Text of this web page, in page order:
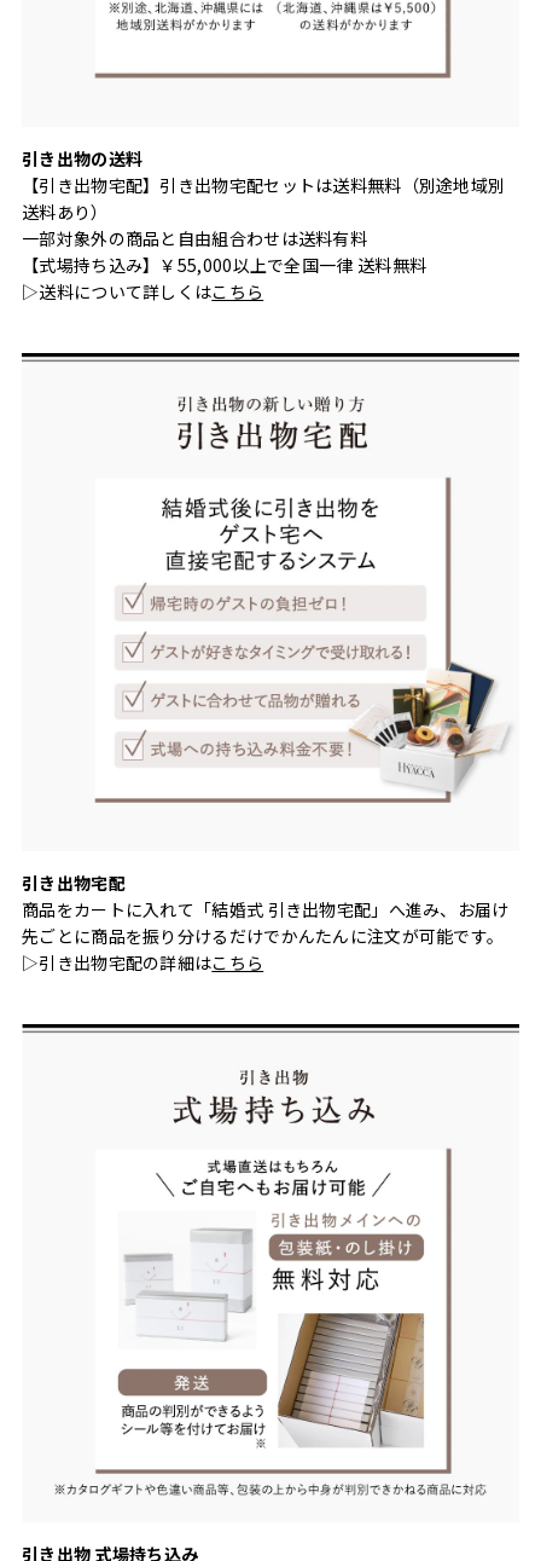
引き出物の送料
【引き出物宅配】引き出物宅配セットは送料無料（別途地域別
送料あり）
一部対象外の商品と自由組合わせは送料有料
【式場持ち込み】￥55,000以上で全国一律 送料無料
▷送料について詳しくはこちら
引き出物宅配
商品をカートに入れて「結婚式 引き出物宅配」へ進み、お届け
先ごとに商品を振り分けるだけでかんたんに注文が可能です。
▷引き出物宅配の詳細はこちら
引き出物 式場持ち込み